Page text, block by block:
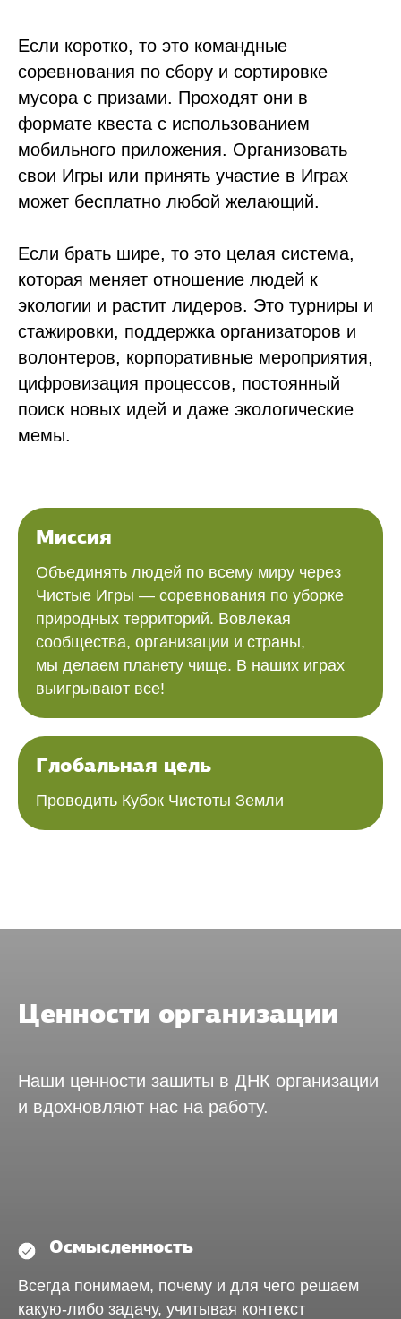
Если коротко, то это командные
соревнования по сбору и сортировке
мусора с призами. Проходят они в
формате квеста с использованием
мобильного приложения. Организовать
свои Игры или принять участие в Играх
может бесплатно любой желающий.
Если брать шире, то это целая система,
которая меняет отношение людей к
экологии и растит лидеров. Это турниры и
стажировки, поддержка организаторов и
волонтеров, корпоративные мероприятия,
цифровизация процессов, постоянный
поиск новых идей и даже экологические
мемы.
Миссия
Объединять людей по всему миру через
Чистые Игры — соревнования по уборке
природных территорий. Вовлекая
сообщества, организации и страны,
мы делаем планету чище. В наших играх
выигрывают все!
Глобальная цель
Проводить Кубок Чистоты Земли
Ценности организации
Наши ценности зашиты в ДНК организации
и вдохновляют нас на работу.
Осмысленность
Всегда понимаем, почему и для чего решаем
какую-либо задачу, учитывая контекст